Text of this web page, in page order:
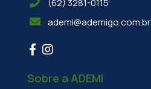
ademi@ademigo.com.br
Sobre a ADEMI